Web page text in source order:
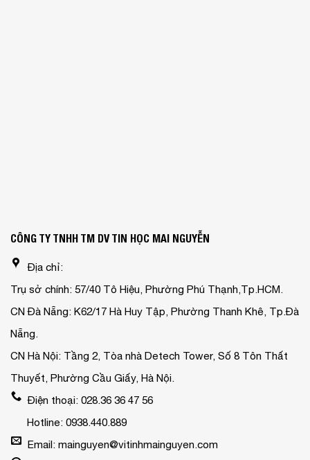
CÔNG TY TNHH TM DV TIN HỌC MAI NGUYỄN
Địa chỉ:
Trụ sở chính: 57/40 Tô Hiệu, Phường Phú Thạnh,Tp.HCM.
CN Đà Nẵng: K62/17 Hà Huy Tập, Phường Thanh Khê, Tp.Đà
Nẵng.
CN Hà Nội: Tầng 2, Tòa nhà Detech Tower, Số 8 Tôn Thất
Thuyết, Phường Cầu Giấy, Hà Nội.
Điện thoại: 028.36 36 47 56
Hotline: 0938.440.889
Email: mainguyen@vitinhmainguyen.com